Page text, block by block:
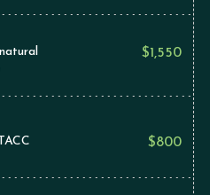
$1,550
$800